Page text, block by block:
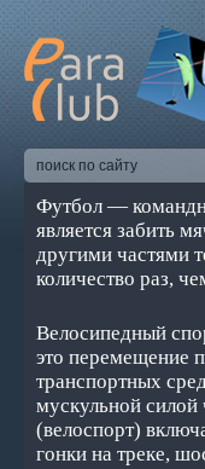
Футбол —
является забить
другими частями
количество раз,
Велосипедный
это перемещение
транспортных
мускульной силой
(велоспорт)
гонки на треке,